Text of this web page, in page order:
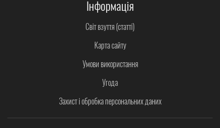
Інформація
Світ взуття (статті)
Карта сайту
Умови використання
Угода
Захист і обробка персональних даних